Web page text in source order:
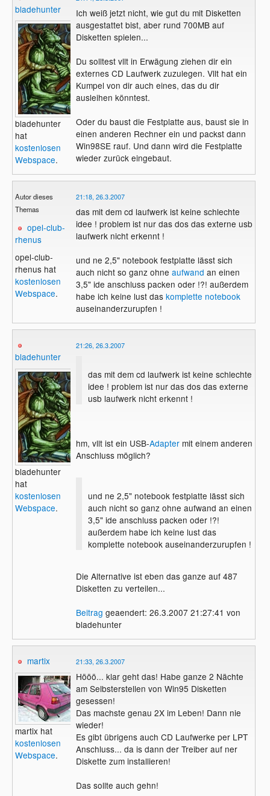
bladehunter
bladehunter
hat
kostenlosen
Webspace.
Ich weiß jetzt nicht, wie gut du mit Disketten
ausgestattet bist, aber rund 700MB auf
Disketten spielen...
Du solltest vllt in Erwägung ziehen dir ein
externes CD Laufwerk zuzulegen. Vllt hat ein
Kumpel von dir auch eines, das du dir
ausleihen könntest.
Oder du baust die Festplatte aus, baust sie in
einen anderen Rechner ein und packst dann
Win98SE rauf. Und dann wird die Festplatte
wieder zurück eingebaut.
Autor dieses
Themas
opel-club-
rhenus
opel-club-
rhenus hat
kostenlosen
Webspace.
21:18, 26.3.2007
das mit dem cd laufwerk ist keine schlechte
idee ! problem ist nur das dos das externe usb
laufwerk nicht erkennt !
und ne 2,5" notebook festplatte lässt sich
auch nicht so ganz ohne aufwand an einen
3,5" ide anschluss packen oder !?! außerdem
habe ich keine lust das komplette notebook
auseinanderzurupfen !
bladehunter
bladehunter
hat
kostenlosen
Webspace.
21:26, 26.3.2007
das mit dem cd laufwerk ist keine schlechte
idee ! problem ist nur das dos das externe
usb laufwerk nicht erkennt !
hm, vllt ist ein USB-Adaptermit einem anderen
Anschluss möglich?
und ne 2,5" notebook festplatte lässt sich
auch nicht so ganz ohne aufwand an einen
3,5" ide anschluss packen oder !?!
außerdem habe ich keine lust das
komplette notebook auseinanderzurupfen !
Die Alternative ist eben das ganze auf 487
Disketten zu verteilen...
Beitrag geaendert: 26.3.2007 21:27:41 von
bladehunter
martix
martix hat
kostenlosen
Webspace.
21:33, 26.3.2007
Hööö... klar geht das! Habe ganze 2 Nächte
am Selbsterstellen von Win95 Disketten
gesessen!
Das machste genau 2X im Leben! Dann nie
wieder!
Es gibt übrigens auch CD Laufwerke per LPT
Anschluss... da is dann der Treiber auf ner
Diskette zum installieren!
Das sollte auch gehn!